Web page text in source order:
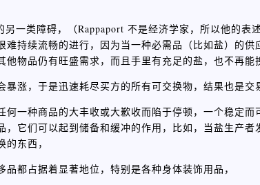
一类障碍，（Rappaport 不是经济学家，所以他的表
持续流畅的进行，因为当一种必需品（比如盐）的
物品仍有旺盛需求，而且手里有充足的盐，也不再能
涨，于是迅速耗尽买方的所有可交换物，结果也是交
一种商品的大丰收或大歉收而陷于停顿，一个稳定
它们可以起到储备和缓冲的作用，比如，当盐生产
东西，
都占据着显著地位，特别是各种身体装饰用品，